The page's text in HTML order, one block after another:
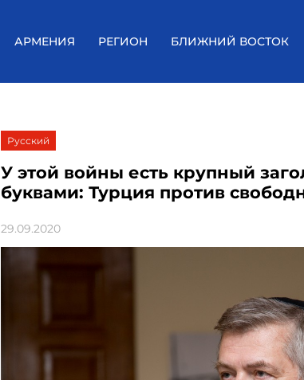
АРМЕНИЯ РЕГИОН БЛИЖНИЙ ВОСТОК
Русский
У этой войны есть крупный
буквами: Турция против
29.09.2020